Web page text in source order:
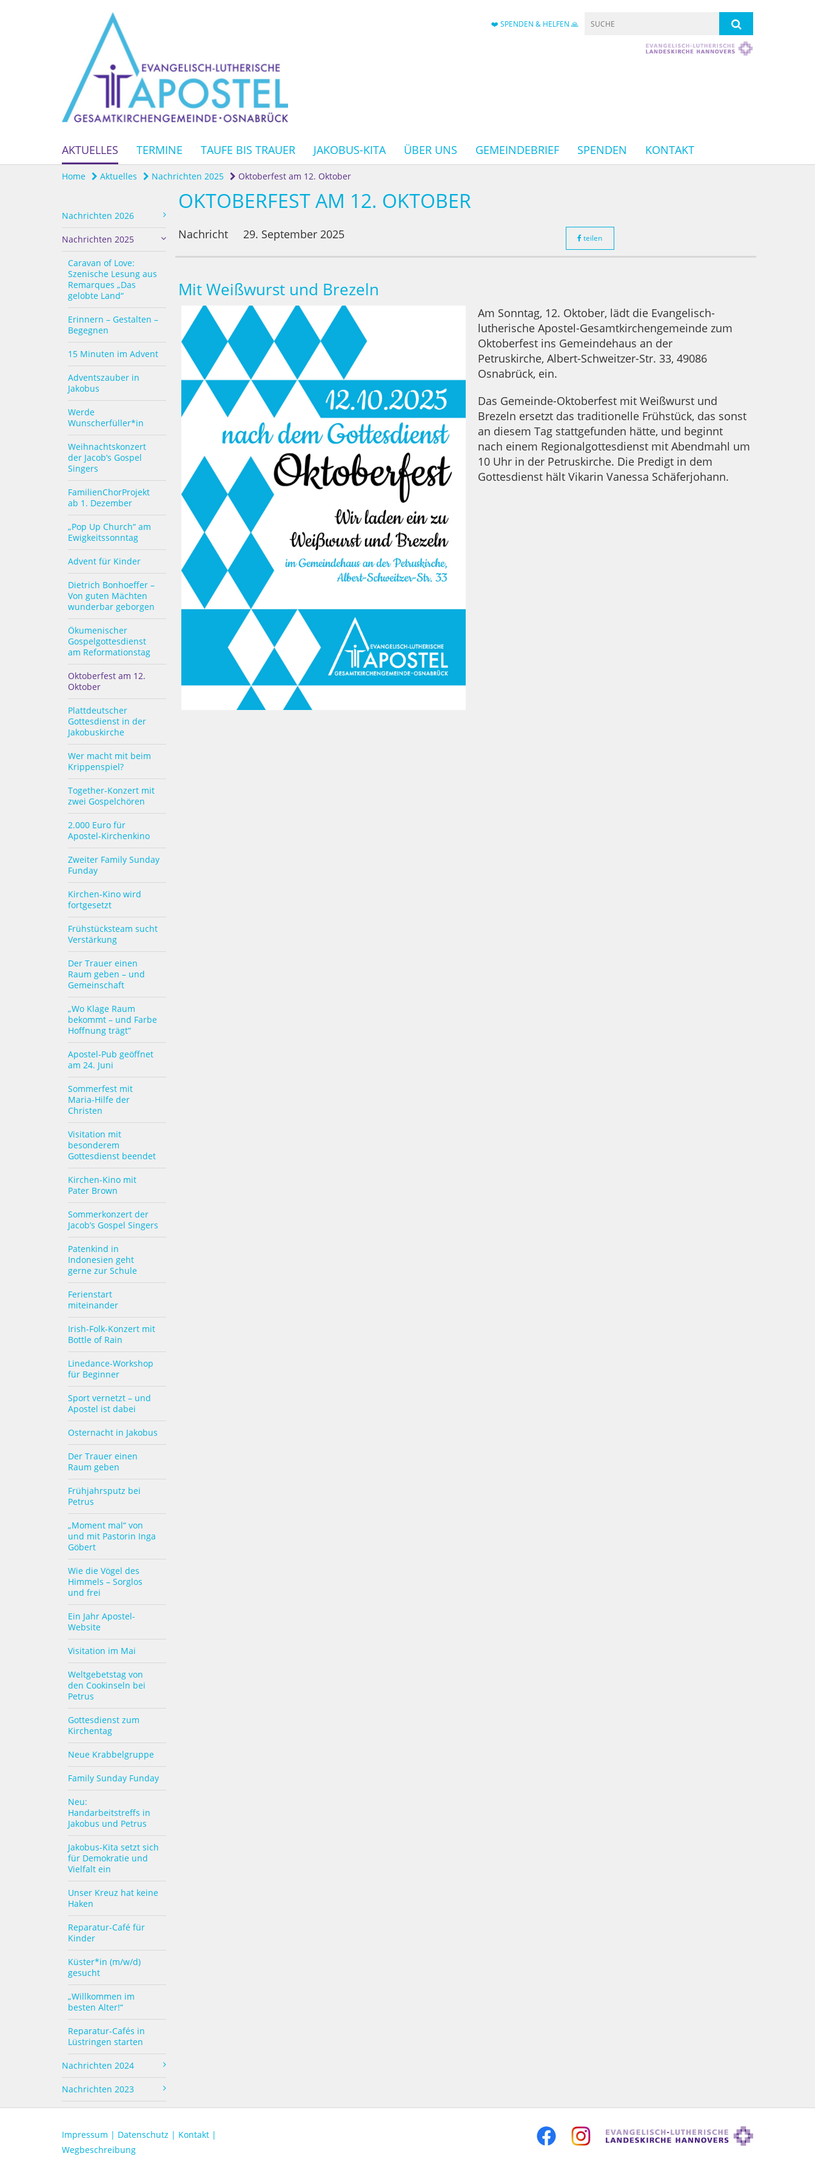
❤️ SPENDEN & HELFEN 🙏
AKTUELLES TERMINE TAUFE BIS TRAUER JAKOBUS-KITA ÜBER UNS GEMEINDEBRIEF SPENDEN KONTAKT
Home Aktuelles Nachrichten 2025 Oktoberfest am 12. Oktober
Nachrichten 2026
Nachrichten 2025
Caravan of Love:
Szenische Lesung aus
Remarques „Das
gelobte Land“
Erinnern – Gestalten –
Begegnen
15 Minuten im Advent
Adventszauber in
Jakobus
Werde
Wunscherfüller*in
Weihnachtskonzert
der Jacob’s Gospel
Singers
FamilienChorProjekt
ab 1. Dezember
„Pop Up Church“ am
Ewigkeitssonntag
Advent für Kinder
Dietrich Bonhoeffer –
Von guten Mächten
wunderbar geborgen
Ökumenischer
Gospelgottesdienst
am Reformationstag
Oktoberfest am 12.
Oktober
Plattdeutscher
Gottesdienst in der
Jakobuskirche
Wer macht mit beim
Krippenspiel?
Together-Konzert mit
zwei Gospelchören
2.000 Euro für
Apostel-Kirchenkino
Zweiter Family Sunday
Funday
Kirchen-Kino wird
fortgesetzt
Frühstücksteam sucht
Verstärkung
Der Trauer einen
Raum geben – und
Gemeinschaft
„Wo Klage Raum
bekommt – und Farbe
Hoffnung trägt“
Apostel-Pub geöffnet
am 24. Juni
Sommerfest mit
Maria-Hilfe der
Christen
Visitation mit
besonderem
Gottesdienst beendet
Kirchen-Kino mit
Pater Brown
Sommerkonzert der
Jacob’s Gospel Singers
Patenkind in
Indonesien geht
gerne zur Schule
Ferienstart
miteinander
Irish-Folk-Konzert mit
Bottle of Rain
Linedance-Workshop
für Beginner
Sport vernetzt – und
Apostel ist dabei
Osternacht in Jakobus
Der Trauer einen
Raum geben
Frühjahrsputz bei
Petrus
„Moment mal“ von
und mit Pastorin Inga
Göbert
Wie die Vögel des
Himmels – Sorglos
und frei
Ein Jahr Apostel-
Website
Visitation im Mai
Weltgebetstag von
den Cookinseln bei
Petrus
Gottesdienst zum
Kirchentag
Neue Krabbelgruppe
Family Sunday Funday
Neu:
Handarbeitstreffs in
Jakobus und Petrus
Jakobus-Kita setzt sich
für Demokratie und
Vielfalt ein
Unser Kreuz hat keine
Haken
Reparatur-Café für
Kinder
Küster*in (m/w/d)
gesucht
„Willkommen im
besten Alter!“
Reparatur-Cafés in
Lüstringen starten
Nachrichten 2024
Nachrichten 2023
OKTOBERFEST AM 12. OKTOBER
Nachricht 29. September 2025 teilen
Mit Weißwurst und Brezeln
Am Sonntag, 12. Oktober, lädt die Evangelisch-
lutherische Apostel-Gesamtkirchengemeinde zum
Oktoberfest ins Gemeindehaus an der
Petruskirche, Albert-Schweitzer-Str. 33, 49086
Osnabrück, ein.
Das Gemeinde-Oktoberfest mit Weißwurst und
Brezeln ersetzt das traditionelle Frühstück, das sonst
an diesem Tag stattgefunden hätte, und beginnt
nach einem Regionalgottesdienst mit Abendmahl um
10 Uhr in der Petruskirche. Die Predigt in dem
Gottesdienst hält Vikarin Vanessa Schäferjohann.
Impressum | Datenschutz | Kontakt |
Wegbeschreibung